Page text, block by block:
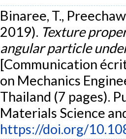
Binaree, T.,
2019). Texture
angular particle
[Communication
on Mechanics
Thailand (7 pages).
Materials Science
https://doi.org/